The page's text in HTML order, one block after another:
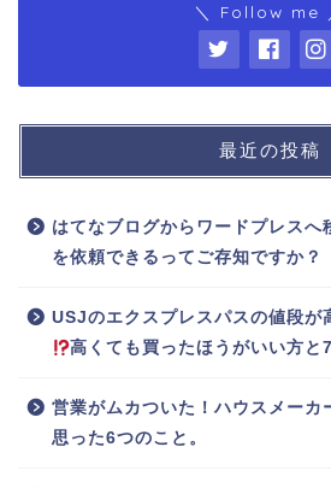
＼ Follow me
最近の投稿
はてなブログからワードプレスへ
を依頼できるってご存知ですか？
USJのエクスプレスパスの値段が
高くても買ったほうがいい方と
営業がムカついた！ハウスメーカ
思った6つのこと。